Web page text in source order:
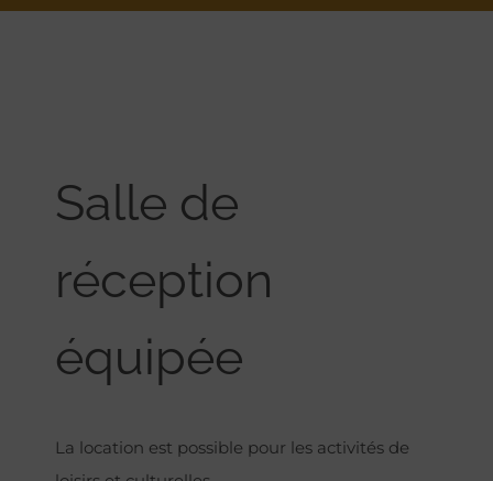
Salle de
réception
équipée
La location est possible pour les activités de